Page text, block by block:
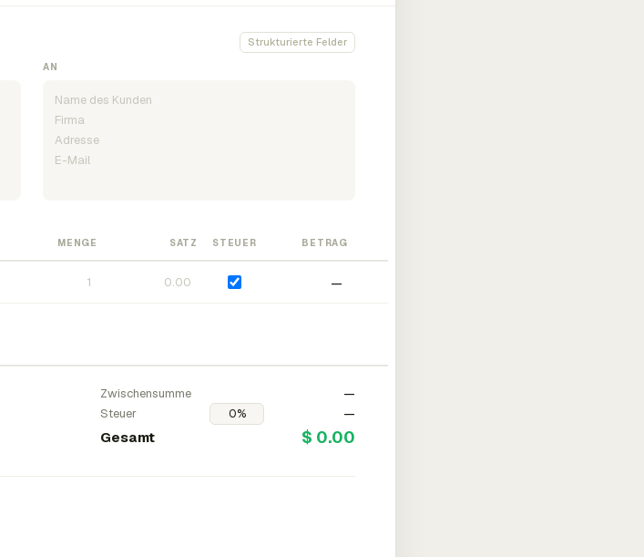
Strukturierte Felder
AN
MENGE SATZ STEUER BETRAG
—
Zwischensumme
—
Steuer
—
Gesamt $ 0.00